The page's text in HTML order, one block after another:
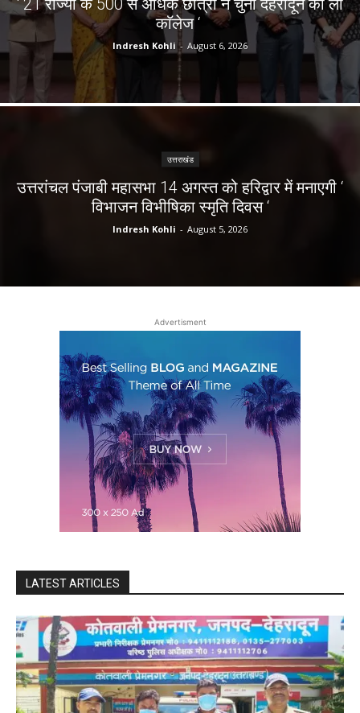
काॅलेज ‘
Indresh Kohli - August 6, 2026
उत्तराखंड
उत्तरांचल पंजाबी महासभा 14 अगस्त को हरिद्वार में मनाएगी ‘
विभाजन विभीषिका स्मृति दिवस ‘
Indresh Kohli - August 5, 2026
Advertisment
LATEST ARTICLES